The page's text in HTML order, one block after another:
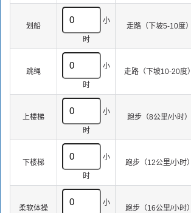
划船
小
时
走路（下坡5-10度）
跳绳
小
时
走路（下坡10-20度）
上楼梯
小
时
跑步（8公里/小时）
下楼梯
小
时
跑步（12公里/小时）
柔软体操
小
跑步（16公里/小时）